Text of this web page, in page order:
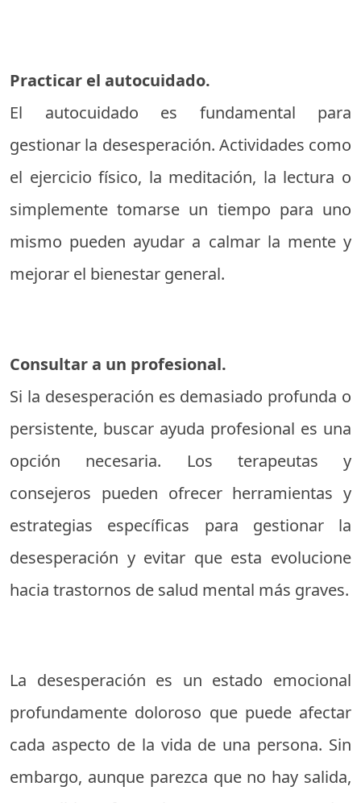
Practicar el autocuidado.
El autocuidado es fundamental para
gestionar la desesperación. Actividades como
el ejercicio físico, la meditación, la lectura o
simplemente tomarse un tiempo para uno
mismo pueden ayudar a calmar la mente y
mejorar el bienestar general.
Consultar a un profesional.
Si la desesperación es demasiado profunda o
persistente, buscar ayuda profesional es una
opción necesaria. Los terapeutas y
consejeros pueden ofrecer herramientas y
estrategias específicas para gestionar la
desesperación y evitar que esta evolucione
hacia trastornos de salud mental más graves.
La desesperación es un estado emocional
profundamente doloroso que puede afectar
cada aspecto de la vida de una persona. Sin
embargo, aunque parezca que no hay salida,